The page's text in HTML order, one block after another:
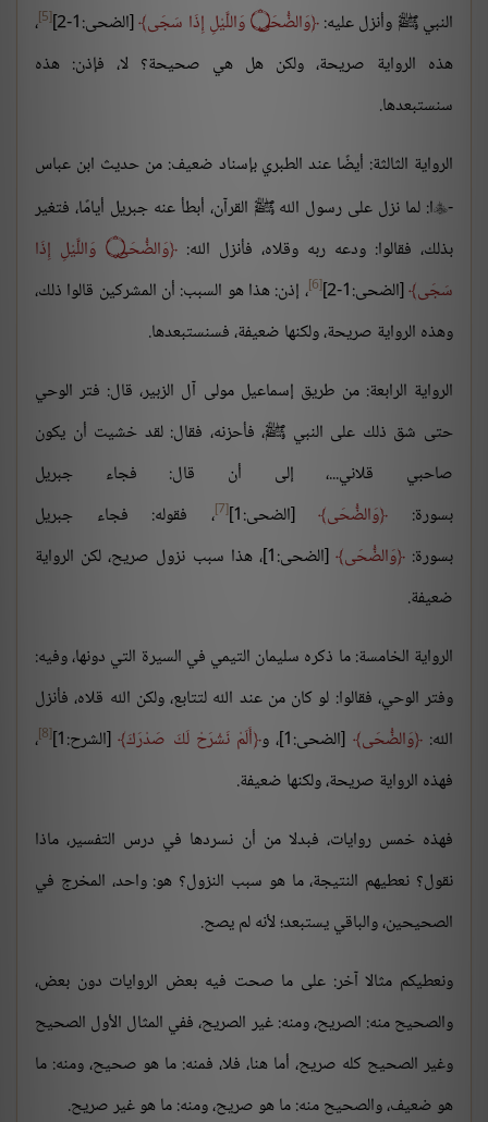
النبي ﷺ وأنزل عليه: وَالضُّحَى۝ وَاللَّيْلِ إِذَا سَجَى [الضحى:1-2] [5] ،
هذه الرواية صريحة، ولكن هل هي صحيحة؟ لا، فإذن: هذه
سنستبعدها.
الرواية الثالثة: أيضًا عند الطبري بإسناد ضعيف: من حديث ابن عباس
-
ا: لما نزل على رسول الله ﷺ القرآن، أبطأ عنه جبريل أيامًا، فتغير
بذلك، فقالوا: ودعه ربه وقلاه، فأنزل الله:
وَالضُّحَى۝ وَاللَّيْلِ إِذَا
سَجَى [الضحى:1-2] [6] ، إذن: هذا هو السبب: أن المشركين قالوا ذلك،
وهذه الرواية صريحة، ولكنها ضعيفة، فسنستبعدها.
الرواية الرابعة: من طريق إسماعيل مولى آل الزبير، قال: فتر الوحي
حتى شق ذلك على النبي ﷺ، فأحزنه، فقال: لقد خشيت أن يكون
صاحبي قلاني...، إلى أن قال: فجاء جبريل
بسورة:
وَالضُّحَى [الضحى:1] [7] ، فقوله: فجاء جبريل
بسورة: وَالضُّحَى
[الضحى:1]، هذا سبب نزول صريح، لكن الرواية
ضعيفة.
الرواية الخامسة: ما ذكره سليمان التيمي في السيرة التي دونها، وفيه:
وفتر الوحي، فقالوا: لو كان من عند الله لتتابع، ولكن الله قلاه، فأنزل
الله: وَالضُّحَى [الضحى:1]، و أَلَمْ نَشْرَحْ لَكَ صَدْرَكَ [الشرح:1] [8] ،
فهذه الرواية صريحة، ولكنها ضعيفة.
فهذه خمس روايات، فبدلا من أن نسردها في درس التفسير، ماذا
نقول؟ نعطيهم النتيجة، ما هو سبب النزول؟ هو: واحد، المخرج في
الصحيحين، والباقي يستبعد؛ لأنه لم يصح.
ونعطيكم مثالا آخر: على ما صحت فيه بعض الروايات دون بعض،
والصحيح منه: الصريح، ومنه: غير الصريح، ففي المثال الأول الصحيح
وغير الصحيح كله صريح، أما هنا، فلا، فمنه: ما هو صحيح، ومنه: ما
هو ضعيف، والصحيح منه: ما هو صريح، ومنه: ما هو غير صريح.